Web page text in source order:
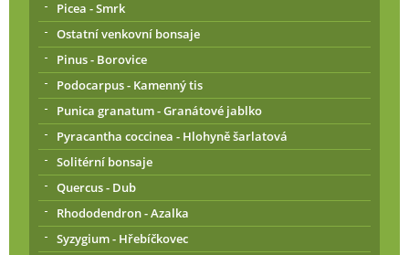
Picea - Smrk
Ostatní venkovní bonsaje
Pinus - Borovice
Podocarpus - Kamenný tis
Punica granatum - Granátové jablko
Pyracantha coccinea - Hlohyně šarlatová
Solitérní bonsaje
Quercus - Dub
Rhododendron - Azalka
Syzygium - Hřebíčkovec